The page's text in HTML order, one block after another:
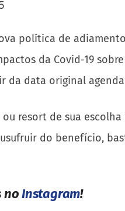
política de
da Covid-19
da data original
resort de sua
do benefício,
noInstagram!